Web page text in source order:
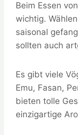
Beim Essen
wichtig.
saisonal
sollten auch
Es gibt viele
Emu, Fasan,
bieten tolle
einzigartige